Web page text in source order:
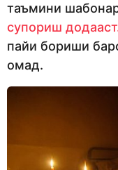
таъмини
супориш
пайи бориши
омад.